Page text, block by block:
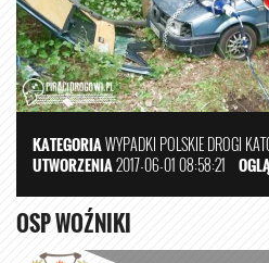
KATEGORIAWYPADKI POLSKIE DROGI
UTWORZENIA2017-06-01 08:58:21
OSP WOŹNIKI